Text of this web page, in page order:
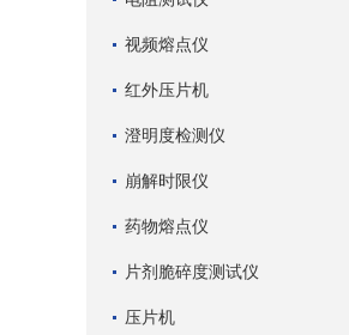
视频熔点仪
红外压片机
澄明度检测仪
崩解时限仪
药物熔点仪
片剂脆碎度测试仪
压片机